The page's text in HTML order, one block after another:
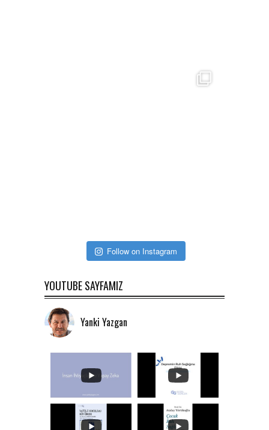
Follow on Instagram
YOUTUBE SAYFAMIZ
Yanki Yazgan